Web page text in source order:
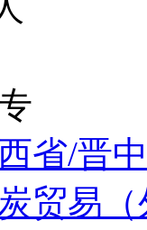
省/晋
贸易